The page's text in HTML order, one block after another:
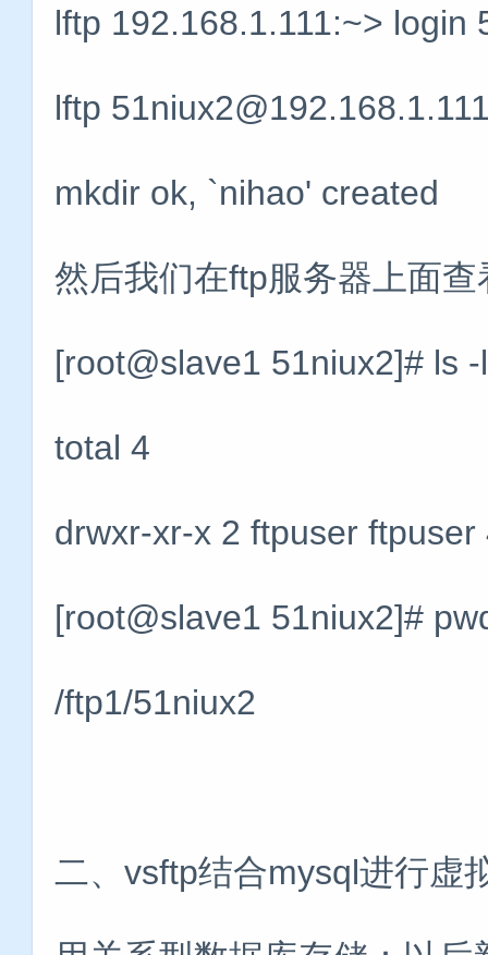
lftp 192.168.1.111:~> login
lftp
mkdir ok, `nihao' created
然后我们在ftp服务器上面查
[root@slave1 51niux2]# ls
total 4
drwxr-xr-x 2 ftpuser
[root@slave1 51niux2]#
/ftp1/51niux2
二、vsftp结合mysql进行虚